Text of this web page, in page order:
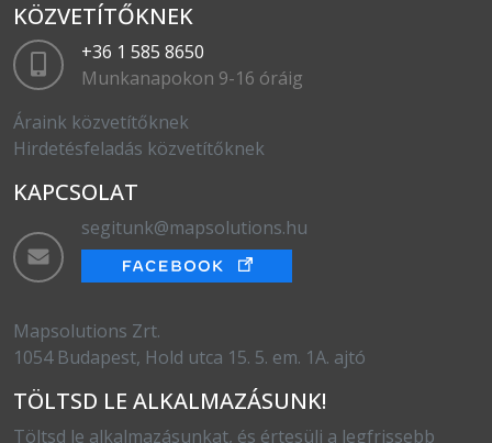
KÖZVETÍTŐKNEK
+36 1 585 8650
Munkanapokon 9-16 óráig
Áraink közvetítőknek
Hirdetésfeladás közvetítőknek
KAPCSOLAT
segitunk@mapsolutions.hu
Mapsolutions Zrt.
1054 Budapest, Hold utca 15. 5. em. 1A. ajtó
TÖLTSD LE ALKALMAZÁSUNK!
Töltsd le alkalmazásunkat, és értesülj a legfrissebb